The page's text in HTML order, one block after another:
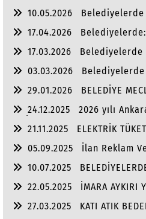
10.05.2026
17.04.2026
17.03.2026
Belediyelerde
03.03.2026
Belediyelerde
29.01.2026
BELEDİYE
24.12.2025
2026 yılı
ve İlçe Belediye Bütçeleri
21.11.2025
ELEKTRİK
05.09.2025
İlan Reklam
10.07.2025
22.05.2025
İMARA AYKIRI
27.03.2025
KATI ATIK